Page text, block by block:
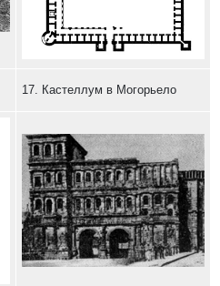
17. Кастеллум в Могорьело